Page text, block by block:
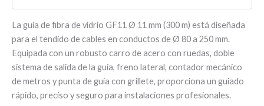
cantidad
La guía de fibra de vidrio GF11 Ø 11 mm (300 m) está diseñada
para el tendido de cables en conductos de Ø 80 a 250 mm.
Equipada con un robusto carro de acero con ruedas, doble
sistema de salida de la guía, freno lateral, contador mecánico
de metros y punta de guía con grillete, proporciona un guiado
rápido, preciso y seguro para instalaciones profesionales.